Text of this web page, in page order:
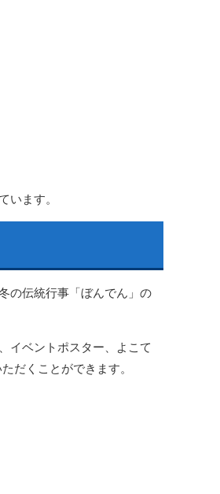
います。
の伝統行事「ぼんでん」の
イベントポスター、よこて
だくことができます。